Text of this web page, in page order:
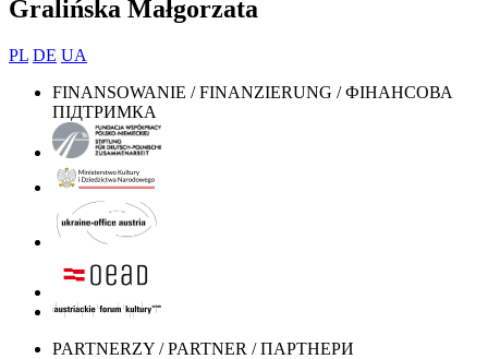
Gralińska Małgorzata
PL DE UA
FINANSOWANIE / FINANZIERUNG / ФІНАНСОВА
ПІДТРИМКА
PARTNERZY / PARTNER / ПАРТНЕРИ